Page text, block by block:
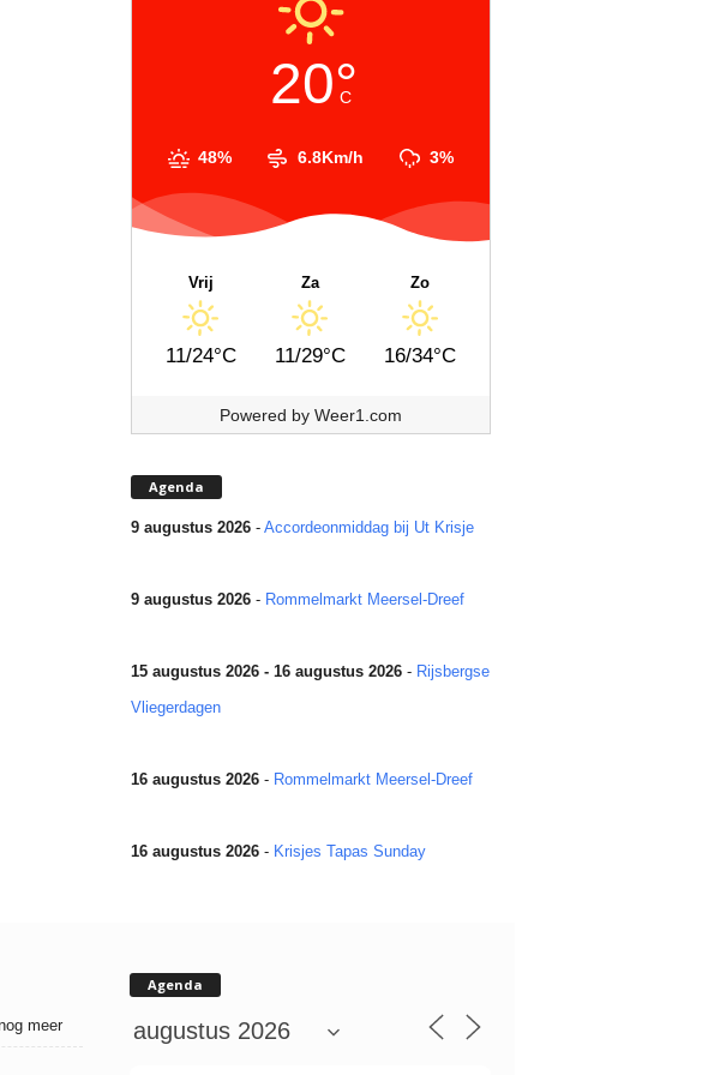
20°
C
48% 6.8Km/h 3%
Vrij
11/24°C
Za
11/29°C
Zo
16/34°C
Powered by Weer1.com
Agenda
9 augustus 2026- Accordeonmiddag bij Ut Krisje
9 augustus 2026- Rommelmarkt Meersel-Dreef
15 augustus 2026 - 16 augustus 2026- Rijsbergse
Vliegerdagen
16 augustus 2026- Rommelmarkt Meersel-Dreef
16 augustus 2026- Krisjes Tapas Sunday
meer
Agenda